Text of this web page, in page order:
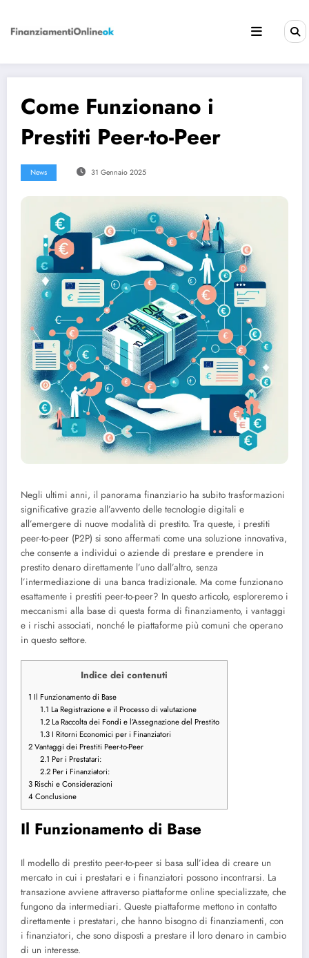
contenuto
Come Funzionano i
Prestiti Peer-to-Peer
News 31 Gennaio 2025
Negli ultimi anni, il panorama finanziario ha subito trasformazioni
significative grazie all’avvento delle tecnologie digitali e
all’emergere di nuove modalità di prestito. Tra queste, i prestiti
peer-to-peer (P2P) si sono affermati come una soluzione innovativa,
che consente a individui o aziende di prestare e prendere in
prestito denaro direttamente l’uno dall’altro, senza
l’intermediazione di una banca tradizionale. Ma come funzionano
esattamente i prestiti peer-to-peer? In questo articolo, esploreremo i
meccanismi alla base di questa forma di finanziamento, i vantaggi
e i rischi associati, nonché le piattaforme più comuni che operano
in questo settore.
Indice dei contenuti
1 Il Funzionamento di Base
1.1 La Registrazione e il Processo di valutazione
1.2 La Raccolta dei Fondi e l’Assegnazione del Prestito
1.3 I Ritorni Economici per i Finanziatori
2Vantaggi dei Prestiti Peer-to-Peer
2.1 Per i Prestatari:
2.2 Per i Finanziatori:
3 Rischi e Considerazioni
4Conclusione
Il Funzionamento di Base
Il modello di prestito peer-to-peer si basa sull’idea di creare un
mercato in cui i prestatari e i finanziatori possono incontrarsi. La
transazione avviene attraverso piattaforme online specializzate, che
fungono da intermediari. Queste piattaforme mettono in contatto
direttamente i prestatari, che hanno bisogno di finanziamenti, con
i finanziatori, che sono disposti a prestare il loro denaro in cambio
di un interesse.